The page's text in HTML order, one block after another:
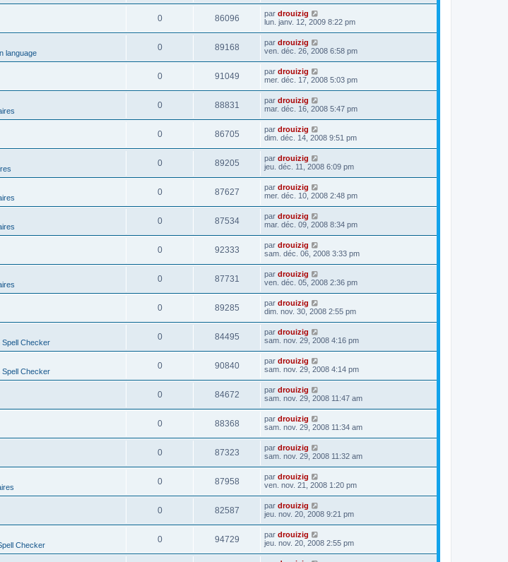
0 86096 par drouizig
lun. janv. 12, 2009 8:22 pm
language
0 89168 par drouizig
ven. déc. 26, 2008 6:58 pm
0 91049 par drouizig
mer. déc. 17, 2008 5:03 pm
0 88831 par drouizig
mar. déc. 16, 2008 5:47 pm
0 86705 par drouizig
dim. déc. 14, 2008 9:51 pm
0 89205 par drouizig
jeu. déc. 11, 2008 6:09 pm
0 87627 par drouizig
mer. déc. 10, 2008 2:48 pm
0 87534 par drouizig
mar. déc. 09, 2008 8:34 pm
0 92333 par drouizig
sam. déc. 06, 2008 3:33 pm
0 87731 par drouizig
ven. déc. 05, 2008 2:36 pm
0 89285 par drouizig
dim. nov. 30, 2008 2:55 pm
Checker
0 84495 par drouizig
sam. nov. 29, 2008 4:16 pm
Checker
0 90840 par drouizig
sam. nov. 29, 2008 4:14 pm
0 84672 par drouizig
sam. nov. 29, 2008 11:47 am
0 88368 par drouizig
sam. nov. 29, 2008 11:34 am
0 87323 par drouizig
sam. nov. 29, 2008 11:32 am
0 87958 par drouizig
ven. nov. 21, 2008 1:20 pm
0 82587 par drouizig
jeu. nov. 20, 2008 9:21 pm
Checker
0 94729 par drouizig
jeu. nov. 20, 2008 2:55 pm